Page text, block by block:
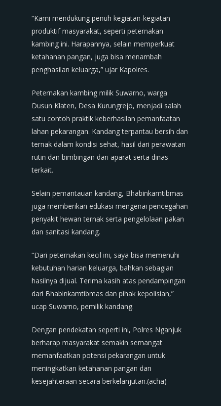
“Kami mendukung penuh kegiatan-kegiatan
produktif masyarakat, seperti peternakan
kambing ini. Harapannya, selain memperkuat
ketahanan pangan, juga bisa menambah
penghasilan keluarga,” ujar Kapolres.
Peternakan kambing milik Suwarno, warga
Dusun Klaten, Desa Kurungrejo, menjadi salah
satu contoh praktik keberhasilan pemanfaatan
lahan pekarangan. Kandang terpantau bersih dan
ternak dalam kondisi sehat, hasil dari perawatan
rutin dan bimbingan dari aparat serta dinas
terkait.
Selain pemantauan kandang, Bhabinkamtibmas
juga memberikan edukasi mengenai pencegahan
penyakit hewan ternak serta pengelolaan pakan
dan sanitasi kandang.
“Dari peternakan kecil ini, saya bisa memenuhi
kebutuhan harian keluarga, bahkan sebagian
hasilnya dijual. Terima kasih atas pendampingan
dari Bhabinkamtibmas dan pihak kepolisian,”
ucap Suwarno, pemilik kandang.
Dengan pendekatan seperti ini, Polres Nganjuk
berharap masyarakat semakin semangat
memanfaatkan potensi pekarangan untuk
meningkatkan ketahanan pangan dan
kesejahteraan secara berkelanjutan.(acha)